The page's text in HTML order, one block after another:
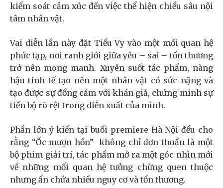
kiểm soát cảm xúc đến việc thể hiện chiều sâu nội
tâm nhân vật.
Vai diễn lần này đặt Tiểu Vy vào một mối quan hệ
phức tạp, nơi ranh giới giữa yêu – sai – tổn thương
trở nên mong manh. Xuyên suốt tác phẩm, nàng
hậu tinh tế tạo nên một nhân vật có sức nặng và
tạo được sự đồng cảm với khán giả, chứng minh sự
tiến bộ rõ rệt trong diễn xuất của mình.
Phần lớn ý kiến tại buổi premiere Hà Nội đều cho
rằng “Ốc mượn hồn” không chỉ đơn thuần là một
bộ phim giải trí, tác phẩm mở ra một góc nhìn mới
về những mối quan hệ tưởng chừng quen thuộc
nhưng ẩn chứa nhiều nguy cơ và tổn thương.